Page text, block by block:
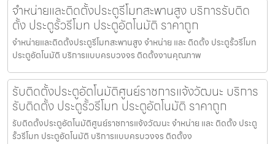
จำหน่ายและติดตั้งประตูรีโมทสะพานสูง บริการรับติด
ตั้ง ประตูรั้วรีโมท ประตูอัตโนมัติ ราคาถูก
จำหน่ายและติดตั้งประตูรีโมทสะพานสูง จำหน่าย และ ติดตั้ง ประตูรั้วรีโมท
ประตูอัตโนมัติ บริการแบบครบวงจร ติดตั้งงานคุณภาพ
รับติดตั้งประตูอัตโนมัติศูนย์ราชการแจ้งวัฒนะ บริการ
รับติดตั้ง ประตูรั้วรีโมท ประตูอัตโนมัติ ราคาถูก
รับติดตั้งประตูอัตโนมัติศูนย์ราชการแจ้งวัฒนะ จำหน่าย และ ติดตั้ง ประตู
รั้วรีโมท ประตูอัตโนมัติ บริการแบบครบวงจร ติดตั้งง